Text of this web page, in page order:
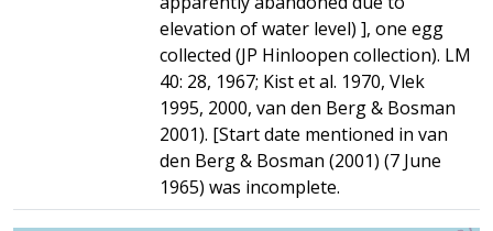
elevation of water level) ], one egg
collected (JP Hinloopen collection). LM
40: 28, 1967; Kist et al. 1970, Vlek
1995, 2000, van den Berg & Bosman
2001). [Start date mentioned in van
den Berg & Bosman (2001) (7 June
1965) was incomplete.